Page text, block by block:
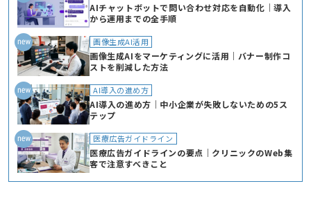
AIチャットボットで問い合わせ対応を自動化｜導入
から運用までの全手順
画像生成AI活用
画像生成AIをマーケティングに活用｜バナー制作コ
ストを削減した方法
AI導入の進め方
AI導入の進め方｜中小企業が失敗しないための5ス
テップ
医療広告ガイドライン
医療広告ガイドラインの要点｜クリニックのWeb集
客で注意すべきこと